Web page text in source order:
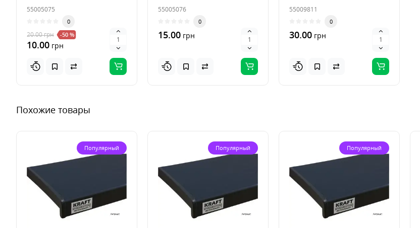
55005075
0
20.00грн -50 %
10.00 грн
55005076
0
15.00 грн
55009811
0
30.00 грн
Похожие товары
Популярный Популярный Популярный